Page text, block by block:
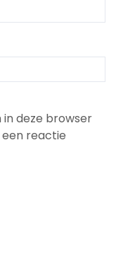
deze browser
reactie